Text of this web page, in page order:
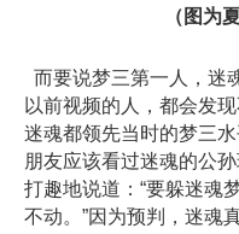
（图为
而要说梦三第一人，迷
以前视频的人，都会发
迷魂都领先当时的梦三
朋友应该看过迷魂的公
打趣地说道：“要躲迷魂
不动。”因为预判，迷魂